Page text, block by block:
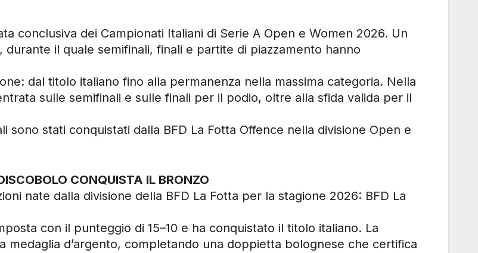
conclusiva dei Campionati Italiani di Serie A Open e Women 2026. Un
il quale semifinali, finali e partite di piazzamento hanno
dal titolo italiano fino alla permanenza nella massima categoria. Nella
sulle semifinali e sulle finali per il podio, oltre alla sfida valida per il
sono stati conquistati dalla BFD La Fotta Offence nella divisione Open e
CONQUISTA IL BRONZO
nate dalla divisione della BFD La Fotta per la stagione 2026: BFD La
con il punteggio di 15–10 e ha conquistato il titolo italiano. La
d’argento, completando una doppietta bolognese che certifica